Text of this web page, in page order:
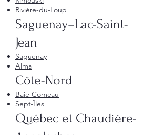
Rivière-du-Loup
Saguenay–Lac-Saint-
Jean
Saguenay
Alma
Côte-Nord
Baie-Comeau
Sept-Îles
Québec et Chaudière-